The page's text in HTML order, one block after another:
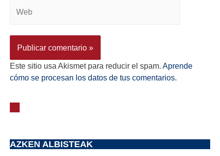
Este sitio usa Akismet para reducir el spam. Aprende
cómo se procesan los datos de tus comentarios.
AZKEN ALBISTEAK